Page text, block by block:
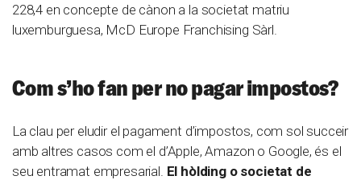
228,4 en concepte de cànon a la societat matriu
luxemburguesa, McD Europe Franchising Sàrl.
Com s’ho fan per no pagar impostos?
La clau per eludir el pagament d’impostos, com sol succeir
amb altres casos com el d’Apple, Amazon o Google, és el
seu entramat empresarial. El hòlding o societat de